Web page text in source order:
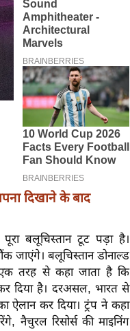
दिखाने के बाद
बलूचिस्तान टूट पड़ा है।
जाएंगे। बलूचिस्तान डोनाल्ड
तरह से कहा जाता है कि
दिया है। दरअसल, भारत से
ऐलान कर दिया। ट्रंप ने कहा
नैचुरल रिसोर्स की माइनिंग